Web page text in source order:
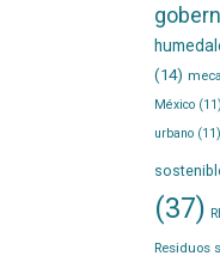
(14)
México(11)
urbano(11)
(37)
Residuos